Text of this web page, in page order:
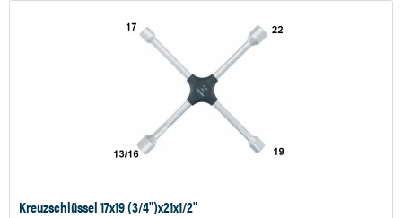
Kreuzschlüssel 17x19 (3/4")x21x1/2"